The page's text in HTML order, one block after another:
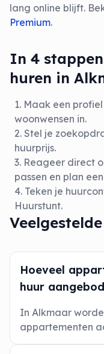
lang online blijft.
Premium.
In 4
huren in
Maak een
woonwensen in.
Stel je
huurprijs.
Reageer direct
passen en plan
Teken je
Huurstunt.
Hoeveel
huur
In Alkmaar
appartementen